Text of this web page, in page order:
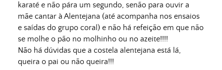
karaté e não pára um segundo, senão para ouvir a
mãe cantar à Alentejana (até acompanha nos ensaios
e saídas do grupo coral) e não há refeição em que não
se molhe o pão no molhinho ou no azeite!!!!
Não há dúvidas que a costela alentejana está lá,
queira o pai ou não queira!!!